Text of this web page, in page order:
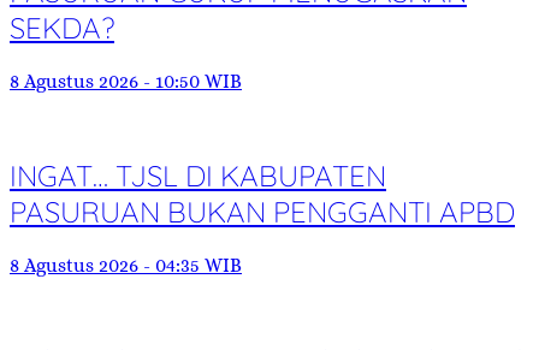
SEKDA?
8 Agustus 2026 - 10:50 WIB
INGAT… TJSL DI KABUPATEN
PASURUAN BUKAN PENGGANTI APBD
8 Agustus 2026 - 04:35 WIB